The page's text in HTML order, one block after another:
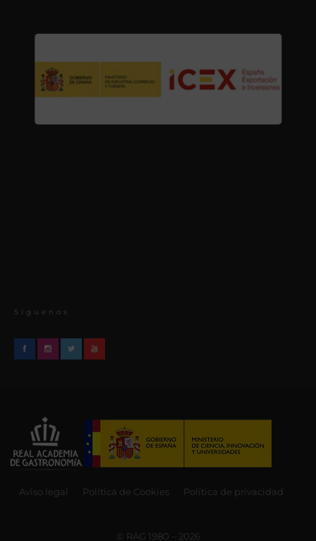
Síguenos
Aviso legal Política de Cookies Política de privacidad
© RAG 1980 – 2026